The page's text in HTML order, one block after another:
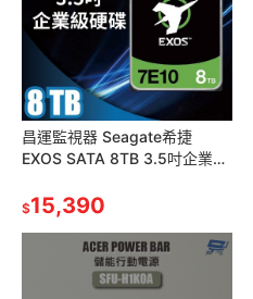
昌運監視器 Seagate希捷
EXOS SATA 8TB 3.5吋企業級
$15,390